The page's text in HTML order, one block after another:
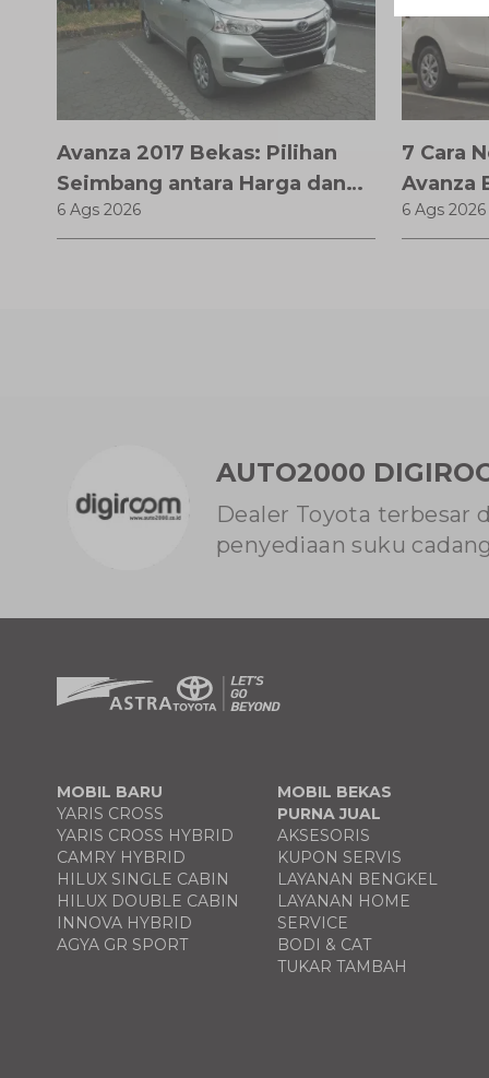
Avanza 2017 Bekas: Pilihan
Seimbang antara Harga dan
Fitur Modern
6 Ags 2026
7 Cara
Avanza
Teknik
6 Ags 2026
AUTO2000
Dealer Toyota terbesar
penyediaan suku
MOBIL BARU
YARIS CROSS
YARIS CROSS HYBRID
CAMRY HYBRID
HILUX SINGLE CABIN
HILUX DOUBLE CABIN
INNOVA HYBRID
AGYA GR SPORT
MOBIL BEKAS
PURNA JUAL
AKSESORIS
KUPON SERVIS
LAYANAN BENGKEL
LAYANAN HOME
SERVICE
BODI & CAT
TUKAR TAMBAH